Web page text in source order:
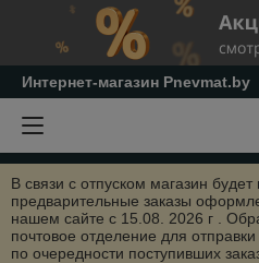
Интернет-магазин Pnevmat.by
В связи с отпуском магазин
предварительные заказы
нашем сайте с 15.08. 2026 г .
почтовое отделение для
по очередности поступивших